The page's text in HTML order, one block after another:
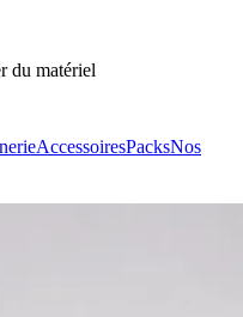
du matériel
AccessoiresPacksNos